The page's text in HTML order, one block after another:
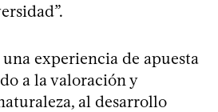
una experiencia de apuesta
a la valoración y
al desarrollo